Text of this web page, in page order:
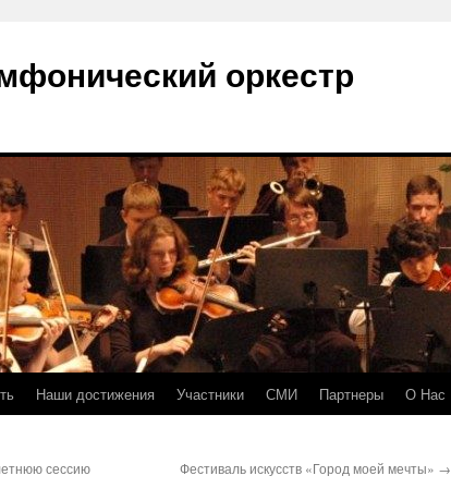
оркестр
Наши достижения Участники СМИ Партнеры О Нас
сессию
Фестиваль искусств «Город моей мечты» →